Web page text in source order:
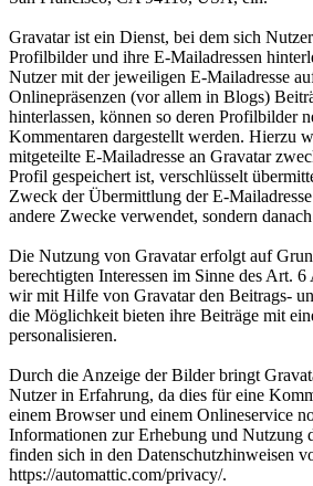
Gravatar ist ein Dienst, bei dem sich
Profilbilder und ihre E-Mailadressen
Nutzer mit der jeweiligen E-Mailadresse
Onlinepräsenzen (vor allem in Blogs)
hinterlassen, können so deren Profilbilder
Kommentaren dargestellt werden. Hierzu
mitgeteilte E-Mailadresse an Gravatar
Profil gespeichert ist, verschlüsselt
Zweck der Übermittlung der E-
andere Zwecke verwendet, sondern
Die Nutzung von Gravatar erfolgt auf
berechtigten Interessen im Sinne des Art.
wir mit Hilfe von Gravatar den Beitrags-
die Möglichkeit bieten ihre Beiträge mit
personalisieren.
Durch die Anzeige der Bilder bringt
Nutzer in Erfahrung, da dies für eine
einem Browser und einem Onlineservice
Informationen zur Erhebung und Nutzung
finden sich in den Datenschutzhinweisen
https://automattic.com/privacy/.